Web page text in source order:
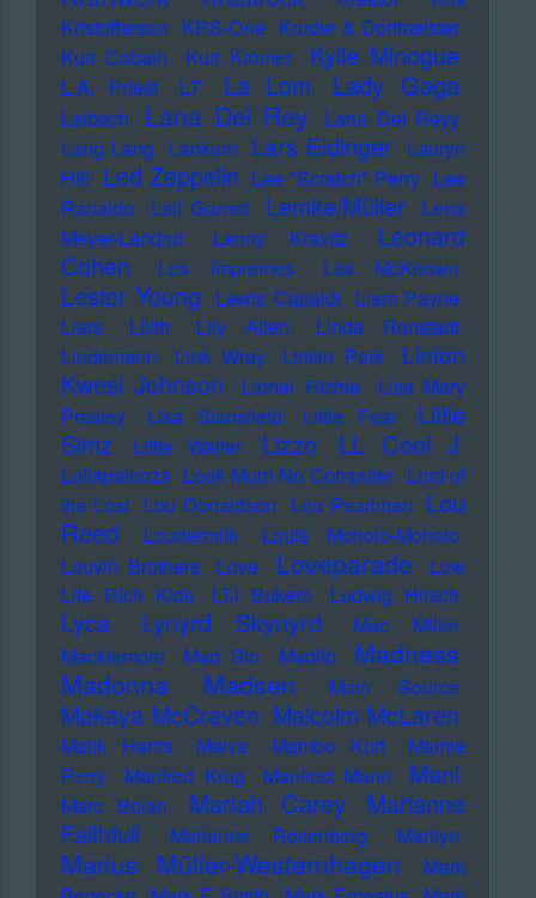
Kristofferson KRS-One Kruder & Dorfmeister
Kurt Cobain
Kurt Krömer Kylie Minogue
L.A. Priest L7 La Lom Lady Gaga
Laibach Lana Del Rey
Lana Del Reyy
Lang Lang Lankum Lars Eidinger Lauryn
Hill Led Zeppelin Lee "Scratch" Perry Lee
Ranaldo
Leif Garrett Lemke/Müller
Lena
Meyer-Landrut
Lenny Kravitz
Leonard
Cohen
Les Impremes Les McKeown
Lester Young Lewis Capaldi Liam Payne
Liars
Lilith Lily Allen
Linda Ronstadt
Lindemann
Link Wray Linkin Park
Linton
Kwesi Johnson
Lionel Richie
Lisa Mary
Presley
Lisa Stansfield Little Feat
Little
Simz
Little Walter Lizzo LL Cool J
Lollapalooza Look Mum No Computer Lord of
the Lost Lou Donaldson Lou Pearlman Lou
Reed
Loudermilk
Louis Moholo-Moholo
Louvin Brothers
Love Loveparade
Low
Life Rich Kids
LTJ Bukem Ludwig Hirsch
Lyca Lynyrd Skynyrd
Mac Miller
Macklemore
Mad Sin Madlib
Madness
Madonna
Madsen Main Source
Makaya McCraven Malcolm McLaren
Malik Harris Malva Mambo Kurt
Mamie
Perry
Manfred Krug Manfred Mann Mani
Marc Bolan Mariah Carey
Marianne
Faithfull
Marianne Rosenberg Marilyn
Marius Müller-Westernhagen
Mark